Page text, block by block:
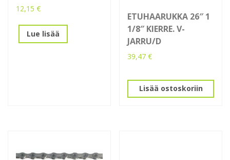
12,15 €
Lue lisää
ETUHAARUKKA 26″ 1
1/8″ KIERRE. V-
JARRU/D
39,47€
Lisää ostoskoriin